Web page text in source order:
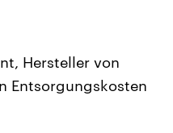
Aktuelle Beiträge,
Hintergründe
Wirtschaftlich und
Hersteller von
Entsorgungskosten